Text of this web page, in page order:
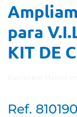
para
KIT DE
Ref.